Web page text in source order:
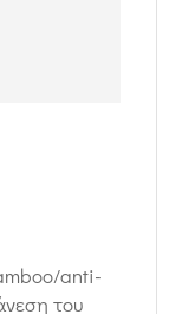
anti-
του